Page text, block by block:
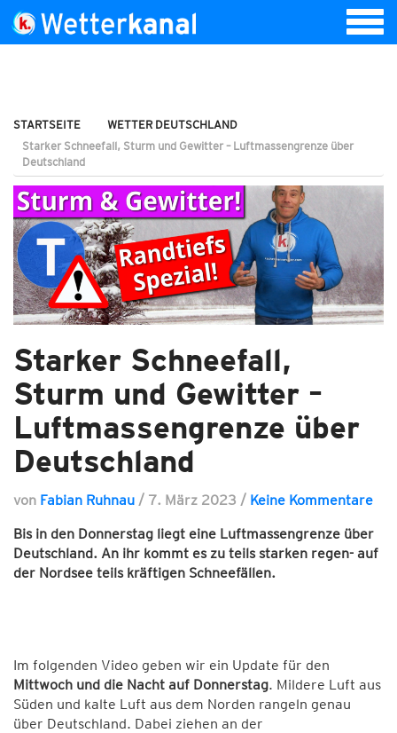
STARTSEITE
WETTER DEUTSCHLAND
Starker Schneefall, Sturm und Gewitter – Luftmassengrenze über
Deutschland
Starker Schneefall,
Sturm und Gewitter –
Luftmassengrenze über
Deutschland
von Fabian Ruhnau / 7. März 2023 / Keine Kommentare
Bis in den Donnerstag liegt eine Luftmassengrenze über
Deutschland. An ihr kommt es zu teils starken regen- auf
der Nordsee teils kräftigen Schneefällen.
Im folgenden Video geben wir ein Update für den
Mittwoch und die Nacht auf Donnerstag. Mildere Luft aus
Süden und kalte Luft aus dem Norden rangeln genau
über Deutschland. Dabei ziehen an der